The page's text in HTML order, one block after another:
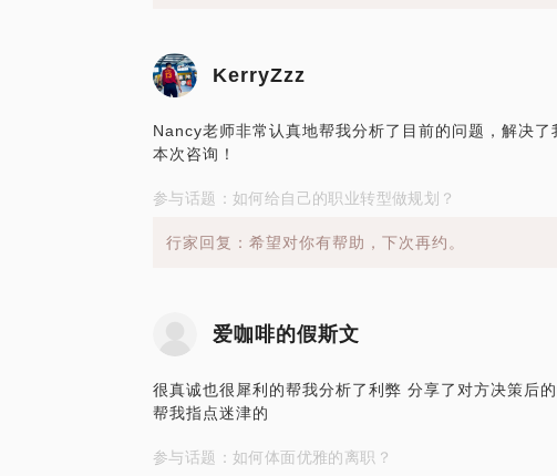
KerryZzz
Nancy老师非常认真地帮我分析了目前的问题，解决
本次咨询！
参与话题：如何给自己的职业转型做规划？
行家回复：希望对你有帮助，下次再约。
爱咖啡的假斯文
很真诚也很犀利的帮我分析了利弊 分享了对方决策后
帮我指点迷津的
参与话题：如何体面优雅的离职？